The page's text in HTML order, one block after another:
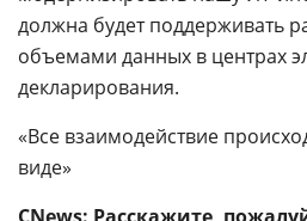
должна будет поддерживать
объемами данных в центрах
декларирования.
«Все взаимодействие
виде»